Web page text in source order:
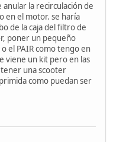
la recirculación de
en el motor. se haría
de la caja del filtro de
poner un pequeño
el PAIR como tengo en
viene un kit pero en las
una scooter
como puedan ser